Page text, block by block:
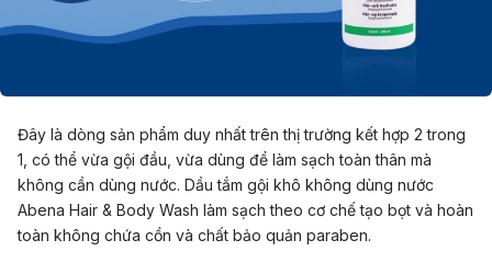
Đây là dòng sản phẩm duy nhất trên thị trường kết hợp 2 trong
1, có thể vừa gội đầu, vừa dùng để làm sạch toàn thân mà
không cần dùng nước. Dầu tắm gội khô không dùng nước
Abena Hair & Body Wash làm sạch theo cơ chế tạo bọt và hoàn
toàn không chứa cồn và chất bảo quản paraben.